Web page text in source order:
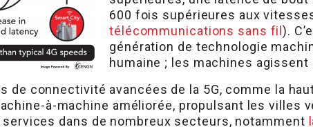
600 fois supérieures aux
télécommunications sans fil).
génération de technologie
humaine ; les machines
de connectivité avancées de la 5G, comme la
à-machine améliorée, propulsant les villes
dans de nombreux secteurs, notamment